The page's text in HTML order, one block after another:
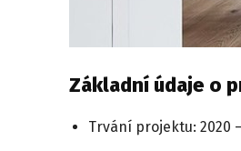
Základní údaje o
Trvání projektu: 2020